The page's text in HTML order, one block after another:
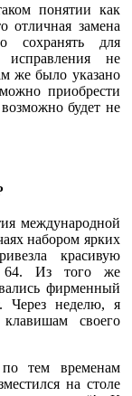
понятии как
замена
сохранять для
исправления не
же было указано
приобрести
будет не
международной
набором ярких
красивую
64. Из того же
фирменный
Через неделю, я
своего
по тем временам
на столе